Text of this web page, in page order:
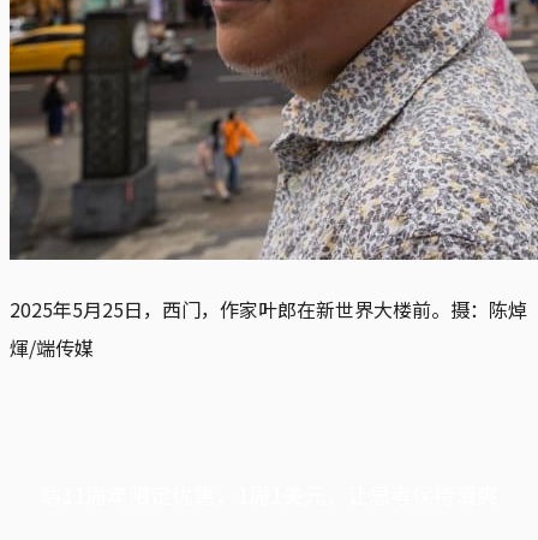
2025年5月25日，西门，作家叶郎在新世界大楼前。摄：陈焯
煇/端传媒